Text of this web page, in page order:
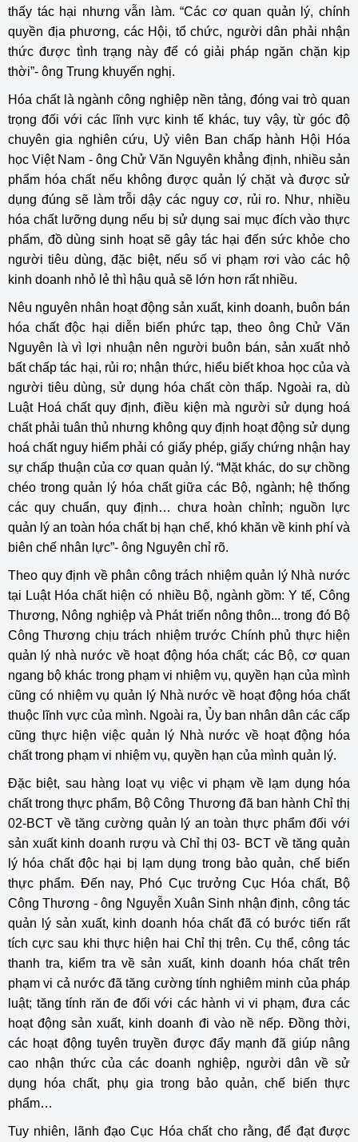
thấy tác hại nhưng vẫn làm. “Các cơ quan quản lý, chính
quyền địa phương, các Hội, tổ chức, người dân phải nhận
thức được tình trạng này để có giải pháp ngăn chặn kịp
thời”- ông Trung khuyến nghị.
Hóa chất là ngành công nghiệp nền tảng, đóng vai trò quan
trọng đối với các lĩnh vực kinh tế khác, tuy vậy, từ góc độ
chuyên gia nghiên cứu, Uỷ viên Ban chấp hành Hội Hóa
học Việt Nam - ông Chử Văn Nguyên khẳng định, nhiều sản
phẩm hóa chất nếu không được quản lý chặt và được sử
dụng đúng sẽ làm trỗi dậy các nguy cơ, rủi ro. Như, nhiều
hóa chất lưỡng dụng nếu bị sử dụng sai mục đích vào thực
phẩm, đồ dùng sinh hoạt sẽ gây tác hại đến sức khỏe cho
người tiêu dùng, đặc biệt, nếu số vi phạm rơi vào các hộ
kinh doanh nhỏ lẻ thì hậu quả sẽ lớn hơn rất nhiều.
Nêu nguyên nhân hoạt động sản xuất, kinh doanh, buôn bán
hóa chất độc hại diễn biến phức tạp, theo ông Chử Văn
Nguyên là vì lợi nhuận nên người buôn bán, sản xuất nhỏ
bất chấp tác hại, rủi ro; nhận thức, hiểu biết khoa học của và
người tiêu dùng, sử dụng hóa chất còn thấp. Ngoài ra, dù
Luật Hoá chất quy định, điều kiện mà người sử dụng hoá
chất phải tuân thủ nhưng không quy định hoạt động sử dụng
hoá chất nguy hiểm phải có giấy phép, giấy chứng nhận hay
sự chấp thuận của cơ quan quản lý. “Mặt khác, do sự chồng
chéo trong quản lý hóa chất giữa các Bộ, ngành; hệ thống
các quy chuẩn, quy định… chưa hoàn chỉnh; nguồn lực
quản lý an toàn hóa chất bị hạn chế, khó khăn về kinh phí và
biên chế nhân lực”- ông Nguyên chỉ rõ.
Theo quy định về phân công trách nhiệm quản lý Nhà nước
tại Luật Hóa chất hiện có nhiều Bộ, ngành gồm: Y tế, Công
Thương, Nông nghiệp và Phát triển nông thôn... trong đó Bộ
Công Thương chịu trách nhiệm trước Chính phủ thực hiện
quản lý nhà nước về hoạt động hóa chất; các Bộ, cơ quan
ngang bộ khác trong phạm vi nhiệm vụ, quyền hạn của mình
cũng có nhiệm vụ quản lý Nhà nước về hoạt động hóa chất
thuộc lĩnh vực của mình. Ngoài ra, Ủy ban nhân dân các cấp
cũng thực hiện việc quản lý Nhà nước về hoạt động hóa
chất trong phạm vi nhiệm vụ, quyền hạn của mình quản lý.
Đặc biệt, sau hàng loạt vụ việc vi phạm về lạm dụng hóa
chất trong thực phẩm, Bộ Công Thương đã ban hành Chỉ thị
02-BCT về tăng cường quản lý an toàn thực phẩm đối với
sản xuất kinh doanh rượu và Chỉ thị 03- BCT về tăng quản
lý hóa chất độc hại bị lạm dụng trong bảo quản, chế biến
thực phẩm. Đến nay, Phó Cục trưởng Cục Hóa chất, Bộ
Công Thương - ông Nguyễn Xuân Sinh nhận định, công tác
quản lý sản xuất, kinh doanh hóa chất đã có bước tiến rất
tích cực sau khi thực hiện hai Chỉ thị trên. Cụ thể, công tác
thanh tra, kiểm tra về sản xuất, kinh doanh hóa chất trên
phạm vi cả nước đã tăng cường tính nghiêm minh của pháp
luật; tăng tính răn đe đối với các hành vi vi phạm, đưa các
hoạt động sản xuất, kinh doanh đi vào nề nếp. Đồng thời,
các hoạt động tuyên truyền được đẩy mạnh đã giúp nâng
cao nhận thức của các doanh nghiệp, người dân về sử
dụng hóa chất, phụ gia trong bảo quản, chế biến thực
phẩm…
Tuy nhiên, lãnh đạo Cục Hóa chất cho rằng, để đạt được